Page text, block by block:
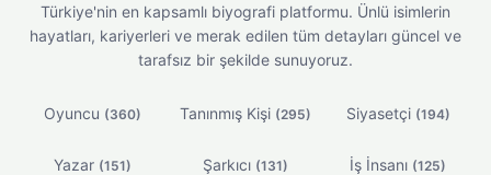
Türkiye'nin en kapsamlı biyografi platformu. Ünlü isimlerin
hayatları, kariyerleri ve merak edilen tüm detayları güncel ve
tarafsız bir şekilde sunuyoruz.
Oyuncu (360) Tanınmış Kişi (295) Siyasetçi (194)
Yazar (151) Şarkıcı (131) İş İnsanı (125)